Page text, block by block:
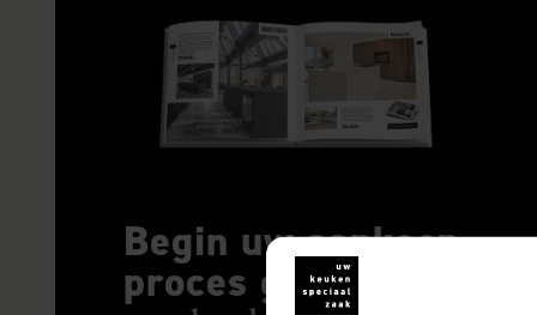
Begin uw aankoop
proces goed, met